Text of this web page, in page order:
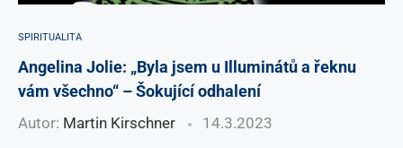
SPIRITUALITA
Angelina Jolie: „Byla jsem u Illuminátů a řeknu
vám všechno“ – Šokující odhalení
Autor: Martin Kirschner 14.3.2023